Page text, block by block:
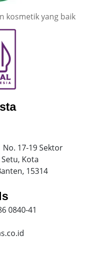
No. 17-19 Sektor
Setu, Kota
15314
0840-41